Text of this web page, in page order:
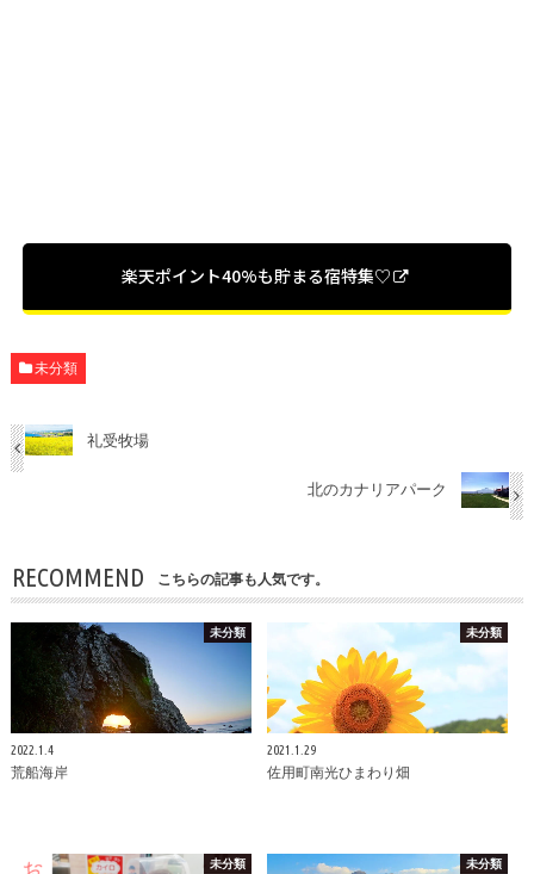
楽天ポイント40%も貯まる宿特集♡
未分類
礼受牧場
北のカナリアパーク
RECOMMEND こちらの記事も人気です。
未分類
2022.1.4
荒船海岸
未分類
2021.1.29
佐用町南光ひまわり畑
未分類 未分類